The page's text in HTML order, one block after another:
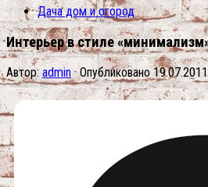
Дача дом и огород
Интерьер в стиле
Автор:admin · Опубликовано19.07.2011